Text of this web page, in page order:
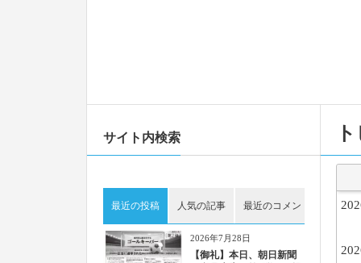
サイト内検索
最近の投稿 人気の記事 最近のコメント ピッ
2026年7月28日
【御礼】本日、朝日新聞